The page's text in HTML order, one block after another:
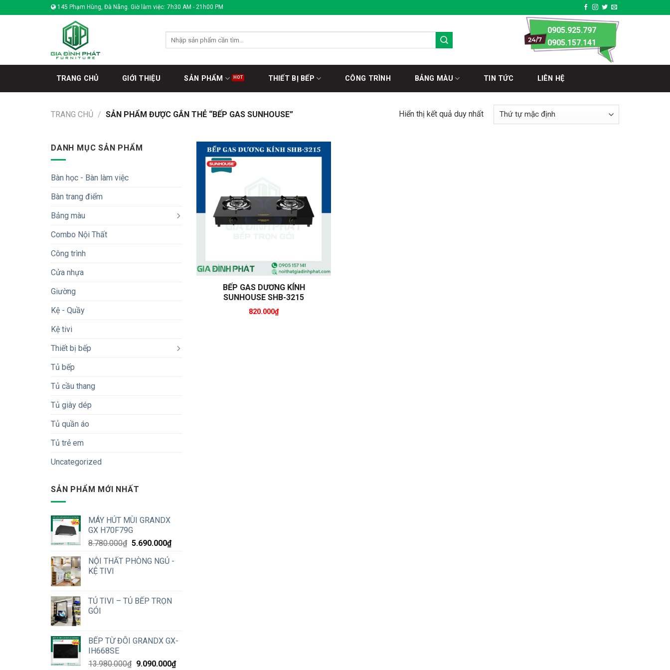
to
145 Phạm Hùng, Đà Nẵng. Giờ làm việc: 7h30 AM - 21h00 PM
kiếm:
0905.925.797
0905.157.141
TRANG CHỦ GIỚI THIỆU SẢN PHẨM THIẾT BỊ BẾP CÔNG TRÌNH BẢNG MÀU TIN TỨC LIÊN HỆ
TRANG CHỦ / SẢN PHẨM ĐƯỢC GẮN THẺ “BẾP GAS SUNHOUSE” Hiển thị kết quả duy nhất
DANH MỤC SẢN PHẨM
Bàn học - Bàn làm việc
Bàn trang điểm
Bảng màu
Combo Nội Thất
Công trình
Cửa nhựa
Giường
Kệ - Quầy
Kệ tivi
Thiết bị bếp
Tủ bếp
Tủ cầu thang
Tủ giày dép
Tủ quần áo
Tủ trẻ em
Uncategorized
SẢN PHẨM MỚI NHẤT
MÁY HÚT MÙI GRANDX
GX H70F79G
8.780.000₫ Original
was:
5.690.000₫Current
is:
NỘI THẤT PHÒNG NGỦ -
KỆ TIVI
TỦ TIVI – TỦ BẾP TRỌN
GÓI
BẾP TỪ ĐÔI GRANDX GX-
IH668SE
13.980.000₫ Original
9.090.000₫Current
BẾP GAS DƯƠNG KÍNH
SUNHOUSE SHB-3215
820.000₫